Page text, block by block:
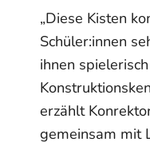
„Diese Kisten
Schüler:innen
ihnen
erzählt
gemeinsam mit